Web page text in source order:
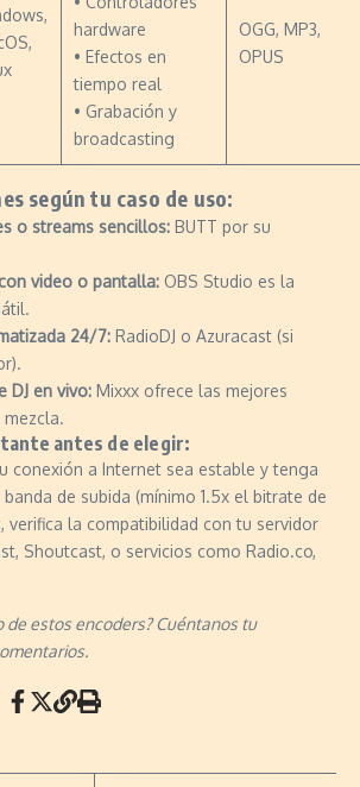
hardware
• Efectos en
tiempo real
• Grabación y
broadcasting
OGG, MP3,
OPUS
según tu caso de uso:
o streams sencillos: BUTT por su
video o pantalla: OBS Studio es la
24/7: RadioDJ o Azuracast (si
DJ en vivo: Mixxx ofrece las mejores
antes de elegir:
conexión a Internet sea estable y tenga
de subida (mínimo 1.5x el bitrate de
verifica la compatibilidad con tu servidor
Shoutcast, o servicios como Radio.co,
de estos encoders? Cuéntanos tu